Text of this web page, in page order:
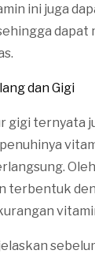
ini juga
dapat
dan Gigi
gigi ternyata
terbentuk